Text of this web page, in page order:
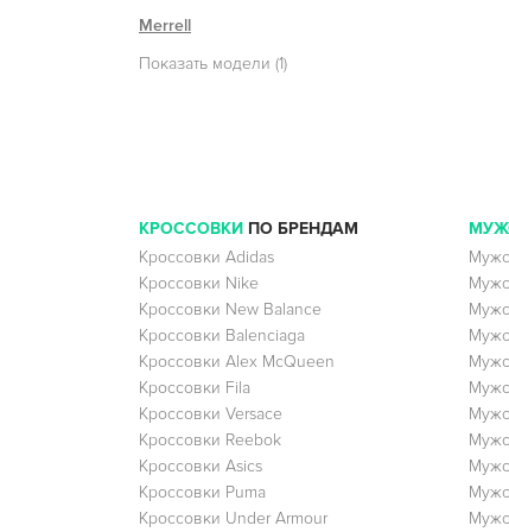
Merrell
Показать модели (1)
КРОССОВКИ ПО БРЕНДАМ
Кроссовки Adidas
Кроссовки Nike
Кроссовки New Balance
Кроссовки Balenciaga
Кроссовки Alex McQueen
Кроссовки Fila
Кроссовки Versace
Кроссовки Reebok
Кроссовки Asics
Кроссовки Puma
Кроссовки Under Armour